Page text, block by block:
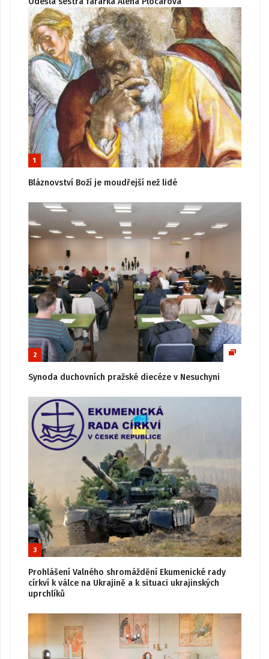
1
Bláznovství Boží je moudřejší než lidé
2
Synoda duchovních pražské diecéze v Nesuchyni
3
Prohlášení Valného shromáždění Ekumenické rady
církví k válce na Ukrajině a k situaci ukrajinských
uprchlíků